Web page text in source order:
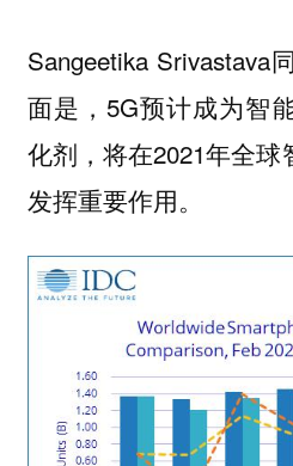
Sangeetika Srivastava
面是，5G预计成为智
化剂，将在2021年全
发挥重要作用。